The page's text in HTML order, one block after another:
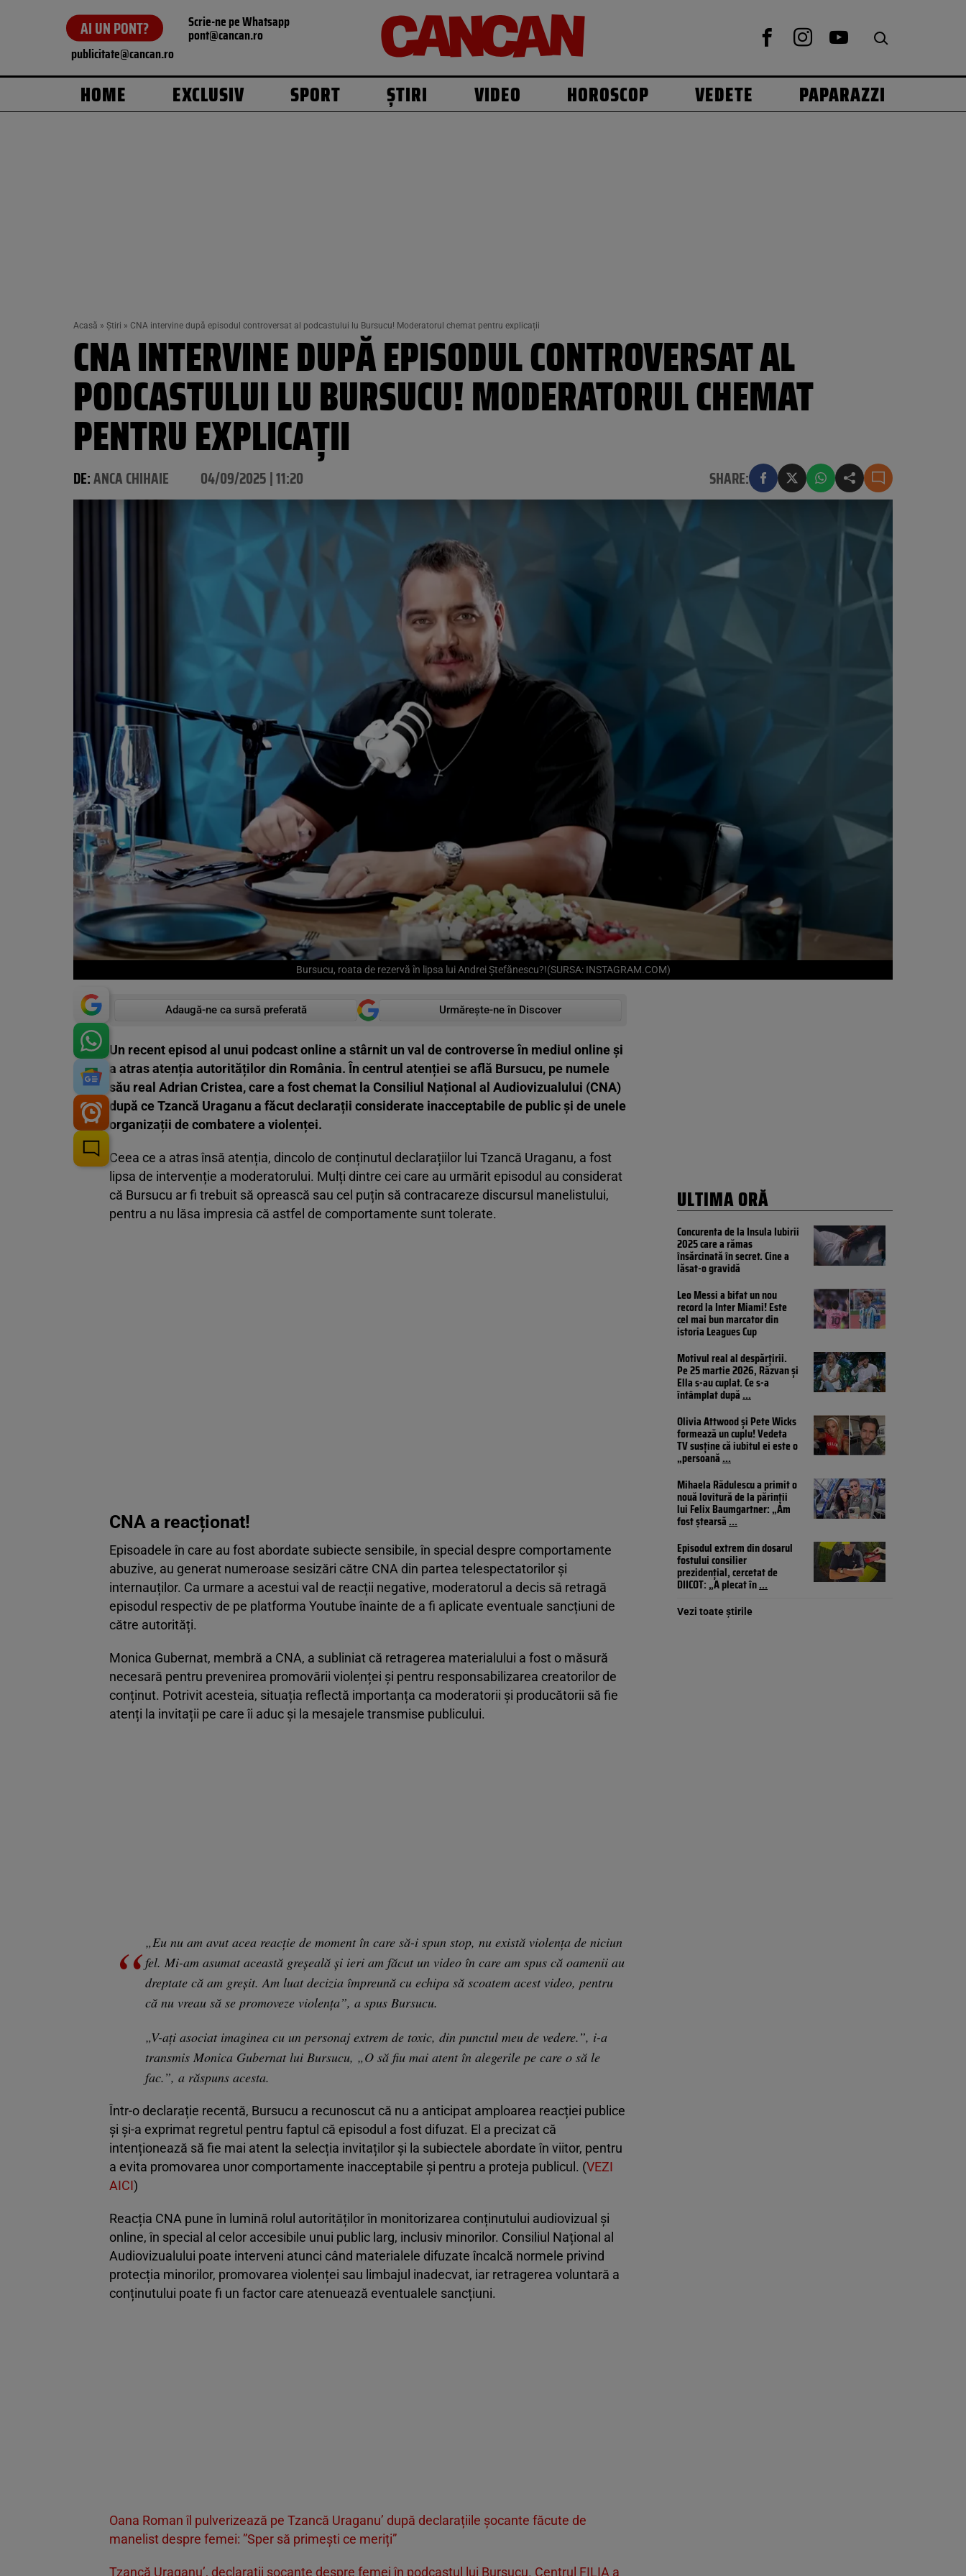
AI UN PONT? Scrie-ne pe Whatsapp
pont@cancan.ro
publicitate@cancan.ro
HOME EXCLUSIV SPORT ȘTIRI VIDEO HOROSCOP VEDETE PAPARAZZI
Acasă » Știri » CNA intervine după episodul controversat al podcastului lu Bursucu! Moderatorul chemat pentru explicații
CNA INTERVINE DUPĂ EPISODUL CONTROVERSAT AL
PODCASTULUI LU BURSUCU! MODERATORUL CHEMAT
PENTRU EXPLICAȚII
DE:ANCA CHIHAIE 04/09/2025 | 11:20 SHARE:
Bursucu, roata de rezervă în lipsa lui Andrei Ștefănescu?!(SURSA: INSTAGRAM.COM)
Adaugă-ne ca sursă preferată Urmărește-ne în Discover
Un recent episod al unui podcast online a stârnit un val de controverse în mediul online și
a atras atenția autorităților din România. În centrul atenției se află Bursucu, pe numele
său real Adrian Cristea, care a fost chemat la Consiliul Național al Audiovizualului (CNA)
după ce Tzancă Uraganu a făcut declarații considerate inacceptabile de public și de unele
organizații de combatere a violenței.
Ceea ce a atras însă atenția, dincolo de conținutul declarațiilor lui Tzancă Uraganu, a fost
lipsa de intervenție a moderatorului. Mulți dintre cei care au urmărit episodul au considerat
că Bursucu ar fi trebuit să oprească sau cel puțin să contracareze discursul manelistului,
pentru a nu lăsa impresia că astfel de comportamente sunt tolerate.
CNA a reacționat!
Episoadele în care au fost abordate subiecte sensibile, în special despre comportamente
abuzive, au generat numeroase sesizări către CNA din partea telespectatorilor și
internauților. Ca urmare a acestui val de reacții negative, moderatorul a decis să retragă
episodul respectiv de pe platforma Youtube înainte de a fi aplicate eventuale sancțiuni de
către autorități.
Monica Gubernat, membră a CNA, a subliniat că retragerea materialului a fost o măsură
necesară pentru prevenirea promovării violenței și pentru responsabilizarea creatorilor de
conținut. Potrivit acesteia, situația reflectă importanța ca moderatorii și producătorii să fie
atenți la invitații pe care îi aduc și la mesajele transmise publicului.
„Eu nu am avut acea reacţie de moment în care să-i spun stop, nu există violenţa de niciun
fel. Mi-am asumat această greşeală şi ieri am făcut un video în care am spus că oamenii au
dreptate că am greşit. Am luat decizia împreună cu echipa să scoatem acest video, pentru
că nu vreau să se promoveze violenţa”, a spus Bursucu.
„V-aţi asociat imaginea cu un personaj extrem de toxic, din punctul meu de vedere.”, i-a
transmis Monica Gubernat lui Bursucu, „O să fiu mai atent în alegerile pe care o să le
fac.”, a răspuns acesta.
Într-o declarație recentă, Bursucu a recunoscut că nu a anticipat amploarea reacției publice
și și-a exprimat regretul pentru faptul că episodul a fost difuzat. El a precizat că
intenționează să fie mai atent la selecția invitaților și la subiectele abordate în viitor, pentru
a evita promovarea unor comportamente inacceptabile și pentru a proteja publicul. (VEZI
AICI)
Reacția CNA pune în lumină rolul autorităților în monitorizarea conținutului audiovizual și
online, în special al celor accesibile unui public larg, inclusiv minorilor. Consiliul Național al
Audiovizualului poate interveni atunci când materialele difuzate încalcă normele privind
protecția minorilor, promovarea violenței sau limbajul inadecvat, iar retragerea voluntară a
conținutului poate fi un factor care atenuează eventualele sancțiuni.
Oana Roman îl pulverizează pe Tzancă Uraganu’ după declarațiile șocante făcute de
manelist despre femei: ”Sper să primești ce meriți”
Tzancă Uraganu’, declarații șocante despre femei în podcastul lui Bursucu. Centrul FILIA a
ULTIMA ORĂ
Concurenta de la Insula Iubirii
2025 care a rămas
însărcinată în secret. Cine a
lăsat-o gravidă
Leo Messi a bifat un nou
record la Inter Miami! Este
cel mai bun marcator din
istoria Leagues Cup
Motivul real al despărțirii.
Pe 25 martie 2026, Răzvan și
Ella s-au cuplat. Ce s-a
întâmplat după...
Olivia Attwood și Pete Wicks
formează un cuplu! Vedeta
TV susține că iubitul ei este o
„persoană...
Mihaela Rădulescu a primit o
nouă lovitură de la părinții
lui Felix Baumgartner: „Am
fost ștearsă...
Episodul extrem din dosarul
fostului consilier
prezidențial, cercetat de
DIICOT: „A plecat în...
Vezi toate știrile